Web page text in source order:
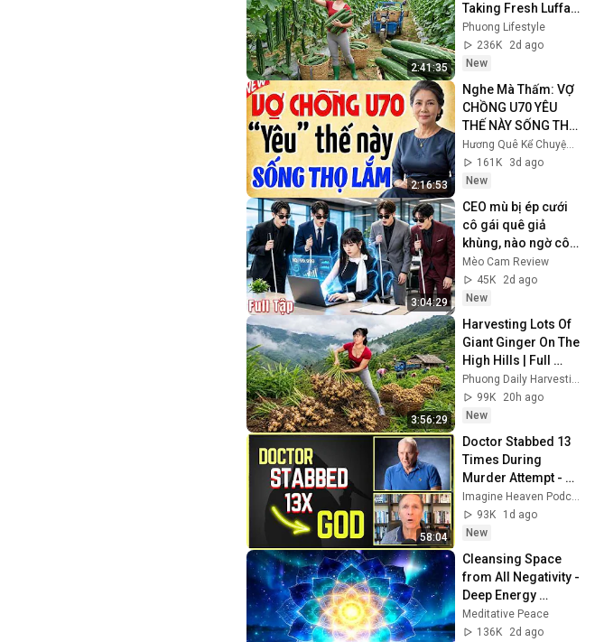
2:41:35
Taking Fresh Luffa
to the Countryside
Market
Phuong Lifestyle
236K
2d ago
New
2:16:53
Nghe Mà Thấm: VỢ
CHỒNG U70 YÊU
THẾ NÀY SỐNG THỌ
LẮM | Kể Truyện
Đêm Khuya | Truyện
Hay Đêm Khuya
Hương Quê Kể Chuyện and Truyện Đêm Khuya Podcast
161K
3d ago
New
3:04:29
CEO mù bị ép cưới
cô gái quê giả
khùng, nào ngờ cô
ấy là " Thiên Tài
Chứng Khoán "
cướp trái tim anh
Mèo Cam Review
45K
2d ago
New
3:56:29
Harvesting Lots Of
Giant Ginger On The
High Hills | Full
Truckload for the
Village Market
Phuong Daily Harvesting
99K
20h ago
New
58:04
Doctor Stabbed 13
Times During
Murder Attempt -
Then God Showed
Up | Near Death
Experience
Imagine Heaven Podcast with John Burke
93K
1d ago
New
Cleansing Space
from All Negativity -
Deep Energy
Clearing and
Protection - 417Hz
Meditative Peace
136K
2d ago